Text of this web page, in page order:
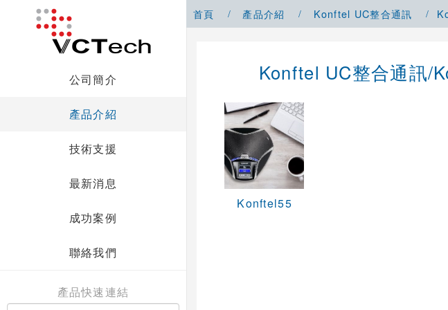
公司簡介
產品介紹
技術支援
最新消息
成功案例
聯絡我們
產品快速連結
首頁 產品介紹 Konftel UC整合通訊
Konftel UC整合通訊/
Konftel55